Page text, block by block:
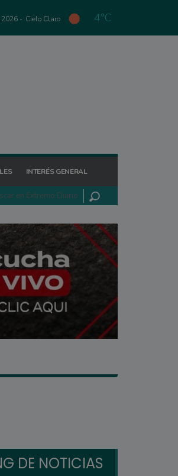
- Cielo Claro 4°C
INTERÉS GENERAL
DE NOTICIAS